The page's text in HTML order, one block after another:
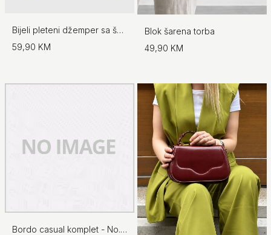
Bijeli pleteni džemper sa šalom - No.97
59,90 KM
Blok šarena torba
49,90 KM
Bordo casual komplet - No.97